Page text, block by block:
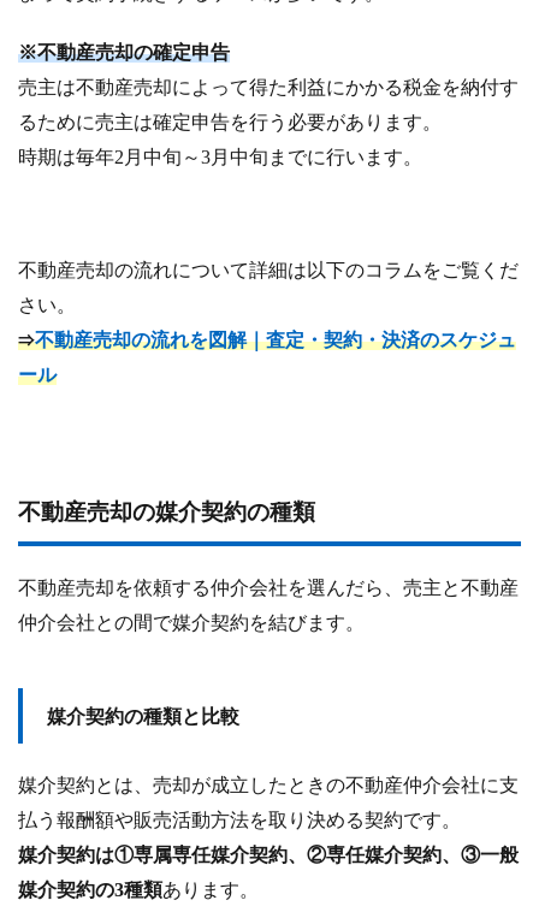
※不動産売却の確定申告
売主は不動産売却によって得た利益にかかる税金を納付す
るために売主は確定申告を行う必要があります。
時期は毎年2月中旬～3月中旬までに行います。
不動産売却の流れについて詳細は以下のコラムをご覧くだ
さい。
⇒不動産売却の流れを図解｜査定・契約・決済のスケジュ
ール
不動産売却の媒介契約の種類
不動産売却を依頼する仲介会社を選んだら、売主と不動産
仲介会社との間で媒介契約を結びます。
媒介契約の種類と比較
媒介契約とは、売却が成立したときの不動産仲介会社に支
払う報酬額や販売活動方法を取り決める契約です。
媒介契約は①専属専任媒介契約、②専任媒介契約、③一般
媒介契約の3種類あります。